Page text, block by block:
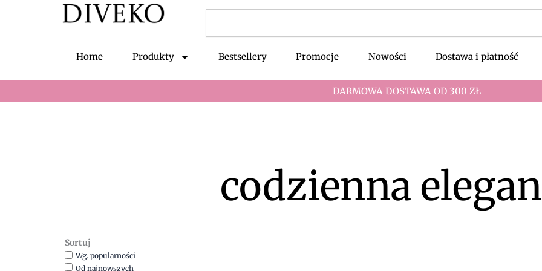
Home Produkty Bestsellery Promocje Nowości Dostawa i płatność
DARMOWA DOSTAWA OD 300 ZŁ
codzienna
Sortuj
Wg. popularności
Od najnowszych